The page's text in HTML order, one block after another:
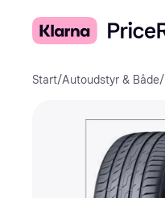
Start/Autoudstyr & Både/